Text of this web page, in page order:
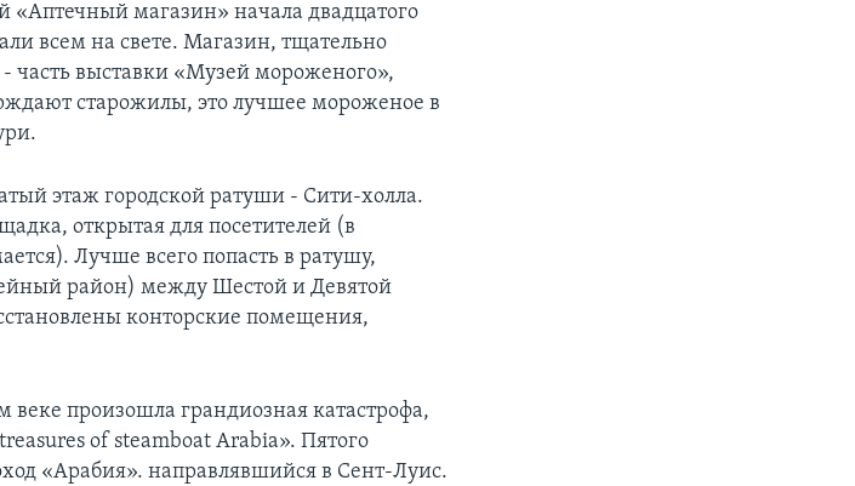
«Аптечный магазин» начала двадцатого
всем на свете. Магазин, тщательно
выставки «Музей мороженого»,
старожилы, это лучшее мороженое в
этаж городской ратуши - Сити-холла.
открытая для посетителей (в
Лучше всего попасть в ратушу,
район) между Шестой и Девятой
конторские помещения,
веке произошла грандиозная катастрофа,
of steamboat Arabia». Пятого
«Арабия». направлявшийся в Сент-Луис.